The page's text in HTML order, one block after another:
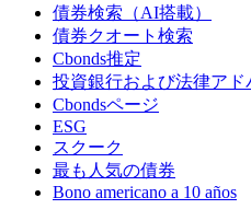
債券検索（AI搭載）
債券クオート検索
Cbonds推定
投資銀行および法律ア
Cbondsページ
ESG
スクーク
最も人気の債券
Bono americano a 10 años